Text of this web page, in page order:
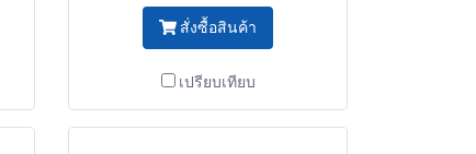
สั่งซื้อสินค้า
เปรียบเทียบ